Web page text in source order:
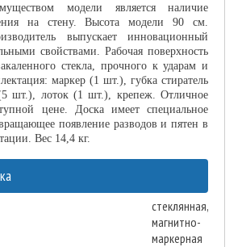
модели является наличие
на стену. Высота модели 90 см.
выпускает инновационный
свойствами. Рабочая поверхность
стекла, прочного к ударам и
маркер (1 шт.), губка стиратель
шт.), лоток (1 шт.), крепеж. Отличное
цене. Доска имеет специальное
появление разводов и пятен в
Вес 14,4 кг.
стеклянная,
магнитно-
маркерная